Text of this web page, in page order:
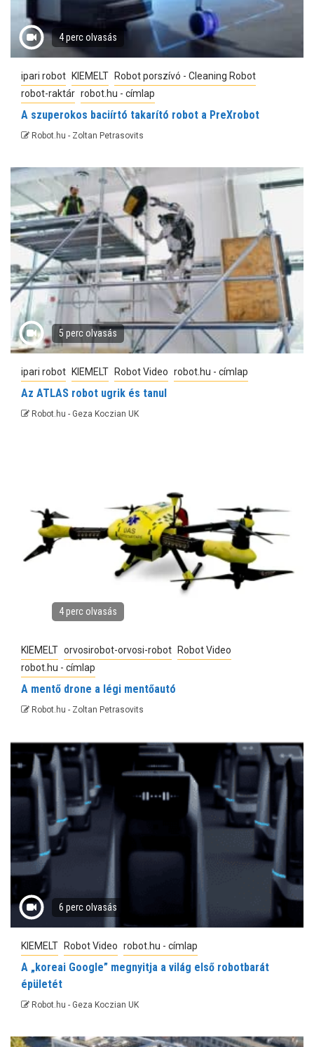
4 perc olvasás
ipari robot KIEMELT
Robot porszívó - Cleaning Robot
robot-raktár robot.hu - címlap
A szuperokos baciírtó takarító robot a PreXrobot
Robot.hu - Zoltan Petrasovits
5 perc olvasás
ipari robot KIEMELT Robot Video robot.hu - címlap
Az ATLAS robot ugrik és tanul
Robot.hu - Geza Koczian UK
4 perc olvasás
KIEMELT orvosirobot-orvosi-robot
Robot Video
robot.hu - címlap
A mentő drone a légi mentőautó
Robot.hu - Zoltan Petrasovits
6 perc olvasás
KIEMELT Robot Video robot.hu - címlap
A „koreai Google” megnyitja a világ első robotbarát
épületét
Robot.hu - Geza Koczian UK